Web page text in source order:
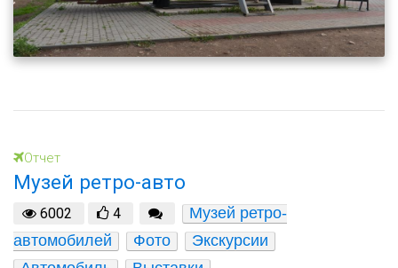
Отчет
Музей ретро-авто
6002 4
Музей ретро-
автомобилей
Фото
Экскурсии